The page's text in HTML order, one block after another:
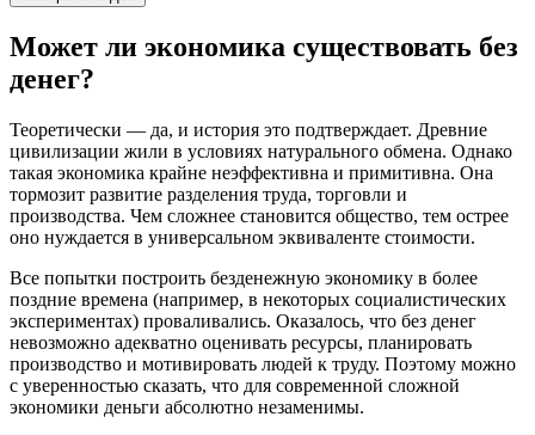
Может ли экономика существовать без
денег?
Теоретически — да, и история это подтверждает. Древние
цивилизации жили в условиях натурального обмена. Однако
такая экономика крайне неэффективна и примитивна. Она
тормозит развитие разделения труда, торговли и
производства. Чем сложнее становится общество, тем острее
оно нуждается в универсальном эквиваленте стоимости.
Все попытки построить безденежную экономику в более
поздние времена (например, в некоторых социалистических
экспериментах) проваливались. Оказалось, что без денег
невозможно адекватно оценивать ресурсы, планировать
производство и мотивировать людей к труду. Поэтому можно
с уверенностью сказать, что для современной сложной
экономики деньги абсолютно незаменимы.